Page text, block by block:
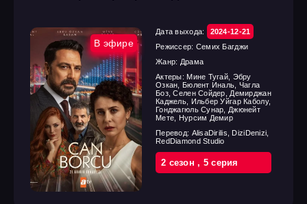
В эфире
Дата выхода:
2024-12-21
Режиссер: Семих Багджи
Жанр: Драма
Актеры: Мине Тугай, Эбру
Озкан, Бюлент Иналь, Чагла
Боз, Селен Сойдер, Демирджан
Каджель, Ильбер Уйгар Каболу,
Гонджагюль Сунар, Джюнейт
Мете, Нурсим Демир
Перевод: AlisaDirilis, DiziDenizi,
RedDiamond Studio
2 cезон, 5 cерия